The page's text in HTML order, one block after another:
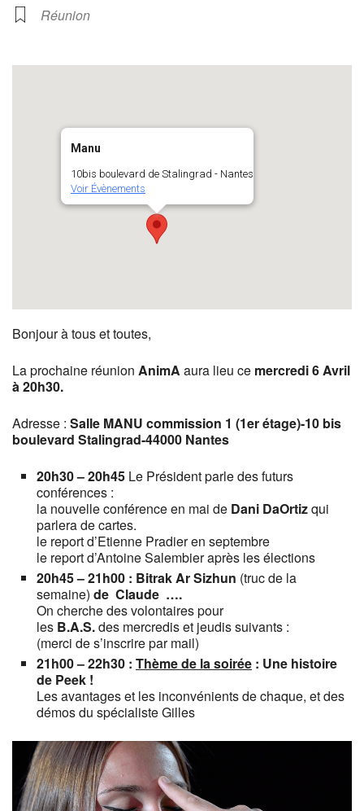
Réunion
Manu
10bis boulevard de Stalingrad - Nantes
Voir Évènements
Bonjour à tous et toutes,
La prochaine réunion AnimA aura lieu ce mercredi 6 Avril
à 20h30.
Adresse : Salle MANU commission 1 (1er étage)-10 bis
boulevard Stalingrad-44000 Nantes
20h30 – 20h45 Le Président parle des futurs
conférences :
la nouvelle conférence en mai de Dani DaOrtizqui
parlera de cartes.
le report d’Etienne Pradier en septembre
le report d’Antoine Salembier après les élections
20h45 – 21h00 : Bitrak Ar Sizhun (truc de la
semaine) de Claude ….
On cherche des volontaires pour
les B.A.S.des mercredis et jeudis suivants :
(merci de s’inscrire par mail)
21h00 – 22h30 : Thème de la soirée : Une histoire
de Peek !
Les avantages et les inconvénients de chaque, et des
démos du spécialiste Gilles